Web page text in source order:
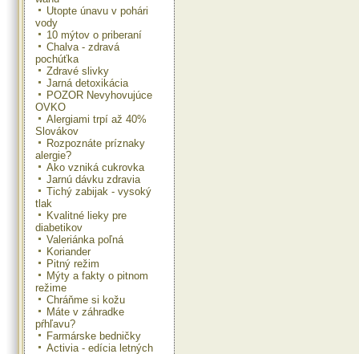
Utopte únavu v pohári
vody
10 mýtov o priberaní
Chalva - zdravá
pochúťka
Zdravé slivky
Jarná detoxikácia
POZOR Nevyhovujúce
OVKO
Alergiami trpí až 40%
Slovákov
Rozpoznáte príznaky
alergie?
Ako vzniká cukrovka
Jarnú dávku zdravia
Tichý zabijak - vysoký
tlak
Kvalitné lieky pre
diabetikov
Valeriánka poľná
Koriander
Pitný režim
Mýty a fakty o pitnom
režime
Chráňme si kožu
Máte v záhradke
pŕhľavu?
Farmárske bedničky
Activia - edícia letných